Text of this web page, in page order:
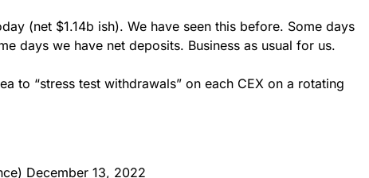
(net $1.14b ish). We have seen this before. Some days
days we have net deposits. Business as usual for us.
to “stress test withdrawals” on each CEX on a rotating
December 13, 2022